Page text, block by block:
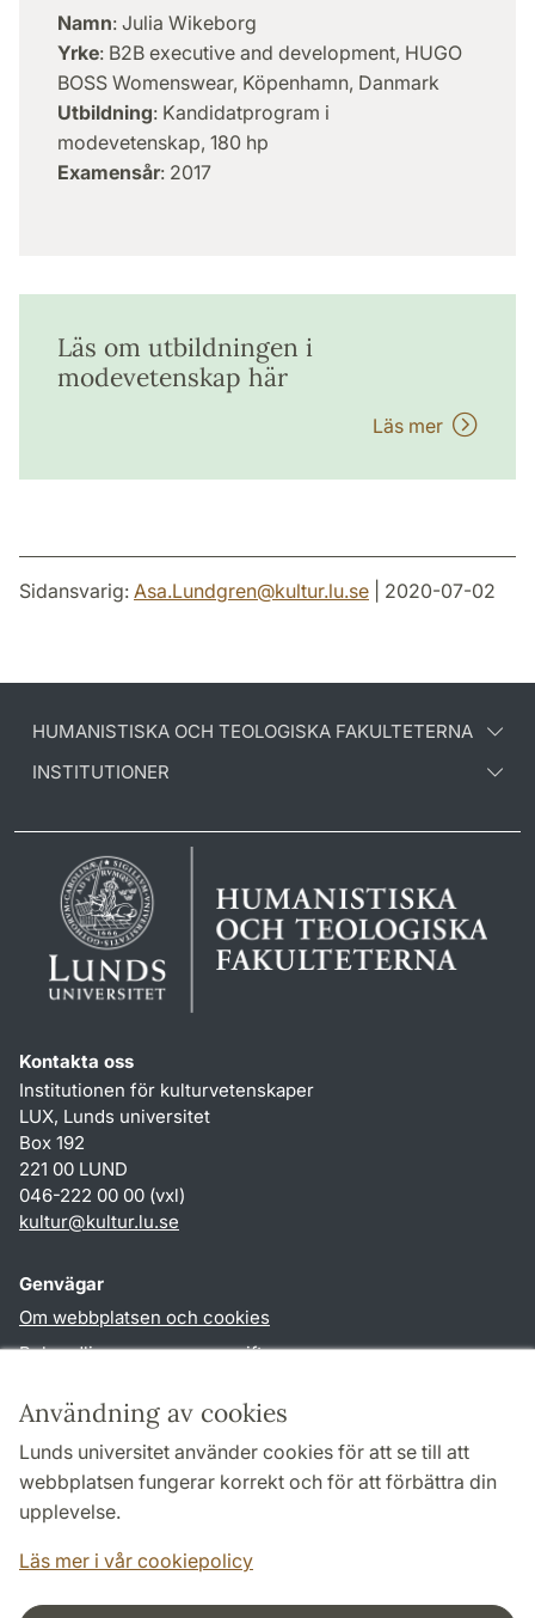
Användning av cookies
Lunds universitet använder cookies för att se till att
webbplatsen fungerar korrekt och för att förbättra din
upplevelse.
Läs mer i vår cookiepolicy
Namn: Julia Wikeborg
Yrke: B2B executive and development, HUGO
BOSS Womenswear, Köpenhamn, Danmark
Utbildning: Kandidatprogram i
modevetenskap, 180 hp
Examensår: 2017
Läs om utbildningen i
modevetenskap här
Läs mer
Sidansvarig: Asa.Lundgren@kultur.lu.se | 2020-07-02
HUMANISTISKA OCH TEOLOGISKA FAKULTETERNA
INSTITUTIONER
Kontakta oss
Institutionen för kulturvetenskaper
LUX, Lunds universitet
Box 192
221 00 LUND
046-222 00 00 (vxl)
kultur@kultur.lu.se
Genvägar
Om webbplatsen och cookies
Behandling av personuppgifter
TYPO3-login
Följ oss i sociala medier